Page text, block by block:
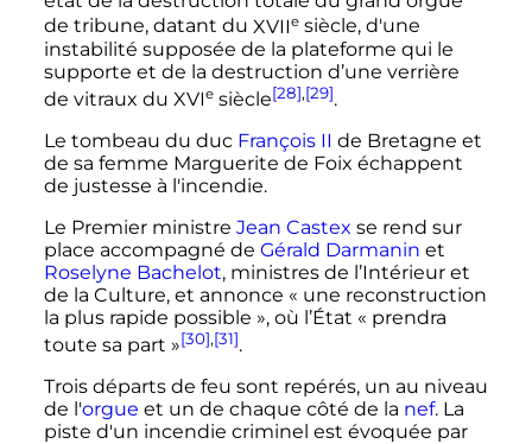
de tribune, datant du XVIIe siècle, d'une
instabilité supposée de la plateforme qui le
supporte et de la destruction d’une verrière
de vitraux du XVIe siècle[28],[29].
Le tombeau du duc François II de Bretagne et
de sa femme Marguerite de Foix échappent
de justesse à l'incendie.
Le Premier ministre Jean Castex se rend sur
place accompagné de Gérald Darmanin et
Roselyne Bachelot, ministres de l’Intérieur et
de la Culture, et annonce « une reconstruction
la plus rapide possible », où l’État « prendra
toute sa part »[30],[31].
Trois départs de feu sont repérés, un au niveau
de l'orgue et un de chaque côté de la nef. La
piste d'un incendie criminel est évoquée par